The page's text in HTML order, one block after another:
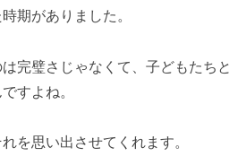
期がありました。
完璧さじゃなくて、子どもたちと
すよね。
を思い出させてくれます。